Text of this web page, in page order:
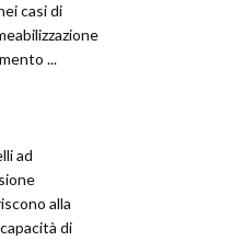
casi di
...
ad
alla
di